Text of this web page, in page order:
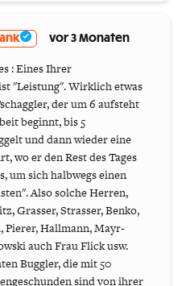
vor 3 Monaten
: Eines Ihrer
"Leistung". Wirklich etwas
der um 6 aufsteht
beginnt, bis 5
und dann wieder eine
wo er den Rest des Tages
um sich halbwegs einen
Also solche Herren,
Grasser, Strasser, Benko,
Pierer, Hallmann, Mayr-
auch Frau Flick usw.
Buggler, die mit 50
sind von ihrer